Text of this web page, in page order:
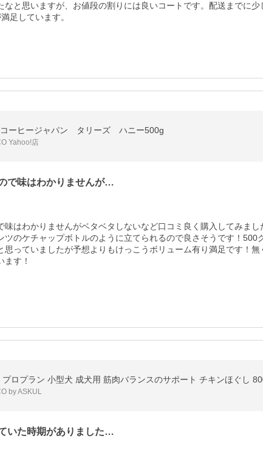
なと思いますが、お値段の割りには良いコートです。配送までに少
足しています。
コーヒージャパン タリーズ ハニー500g
Yahoo!店
で味はわかりませんが…
味はわかりませんがベタベタしないなど口コミ良く購入してみまし
ツのケチャップボトルのように立てられるので良さそうです！500
思っていましたが予想よりもけっこうボリューム有り満足です！無
ます！
プロプラン 小型犬 成犬用 筋肉バランスのサポート チキンほぐし
by ASKUL
いた時期がありました…